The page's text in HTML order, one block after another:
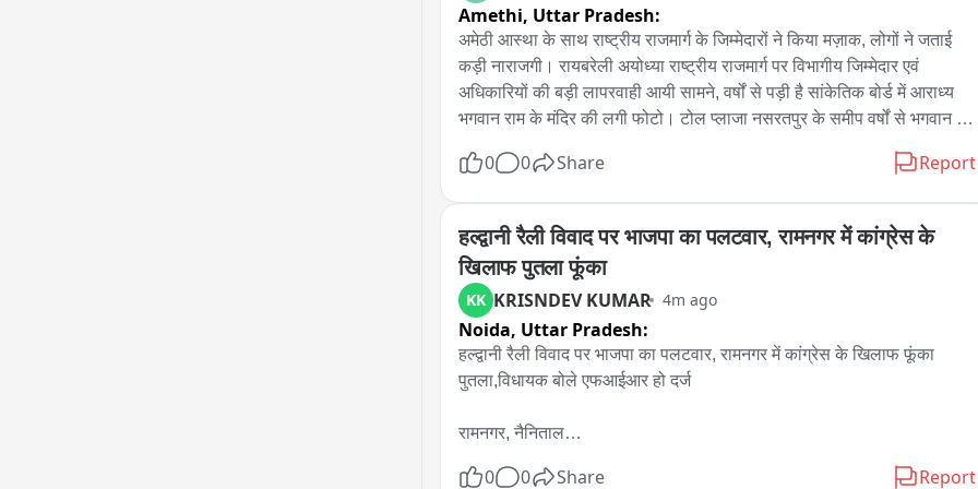
Amethi, Uttar Pradesh:
अमेठी आस्था के साथ राष्ट्रीय राजमार्ग के जिम्मेदारों ने किया मज़ाक, लोगों ने जताई
कड़ी नाराजगी। रायबरेली अयोध्या राष्ट्रीय राजमार्ग पर विभागीय जिम्मेदार एवं
अधिकारियों की बड़ी लापरवाही आयी सामने, वर्षों से पड़ी है सांकेतिक बोर्ड में आराध्य
भगवान राम के मंदिर की लगी फोटो। टोल प्लाजा नसरतपुर के समीप वर्षों से भगवान
पड़े बोर्डों में लगीं तस्वीर पर लोगों ने जताई कड़ी नाराजगी, लापरवाह जिम्मेदार लोगों पर
जिम्मेदार वहीं करते हैं शौच, नहीं दिखती भगवान के मंदिर की तस्वीरें。
0 0 Share Report
हल्द्वानी रैली विवाद पर भाजपा का पलटवार, रामनगर में कांग्रेस के
खिलाफ पुतला फूंका
KK KRISNDEV KUMAR 4m ago
Noida, Uttar Pradesh:
हल्द्वानी रैली विवाद पर भाजपा का पलटवार, रामनगर में कांग्रेस के खिलाफ फूंका
पुतला,विधायक बोले एफआईआर हो दर्ज
रामनगर, नैनिताल
को लेकर सियासी घमासान तेज हो गया है,मामले के विरोध में भाजपा ने कांग्रेस के
0 0 Share Report